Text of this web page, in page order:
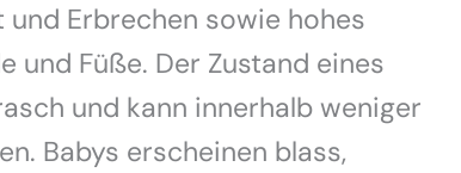
Erbrechen sowie hohes
und Füße. Der Zustand eines
und kann innerhalb weniger
Babys erscheinen blass,